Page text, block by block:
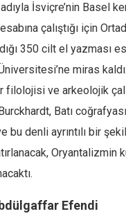
İsviçre’nin Basel
çalıştığı için
350 cilt el yazması
miras
ve arkeolojik
Batı
bu denli ayrıntılı bir
Oryantalizmin
Efendi